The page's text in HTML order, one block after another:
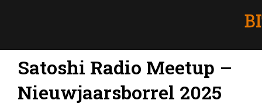
Satoshi Radio Meetup –
Nieuwjaarsborrel 2025